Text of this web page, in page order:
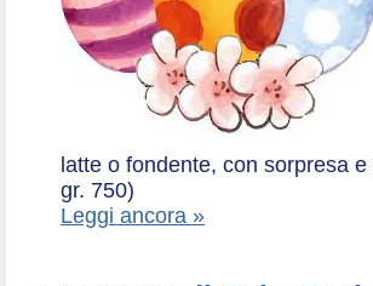
latte o fondente, con sorpresa
gr. 750)
Leggi ancora »